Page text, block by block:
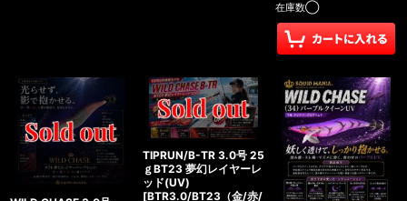
在庫数◯
TIPRUN/B-TR 3.0号 25
ｇBT23 夢幻レイヤーレ
ッド(UV)
[BTR3.0/BT23（金/赤/